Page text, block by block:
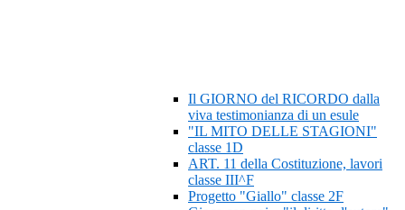
Il GIORNO del RICORDO dalla
viva testimonianza di un esule
"IL MITO DELLE STAGIONI"
classe 1D
ART. 11 della Costituzione, lavori
classe III^F
Progetto "Giallo" classe 2F